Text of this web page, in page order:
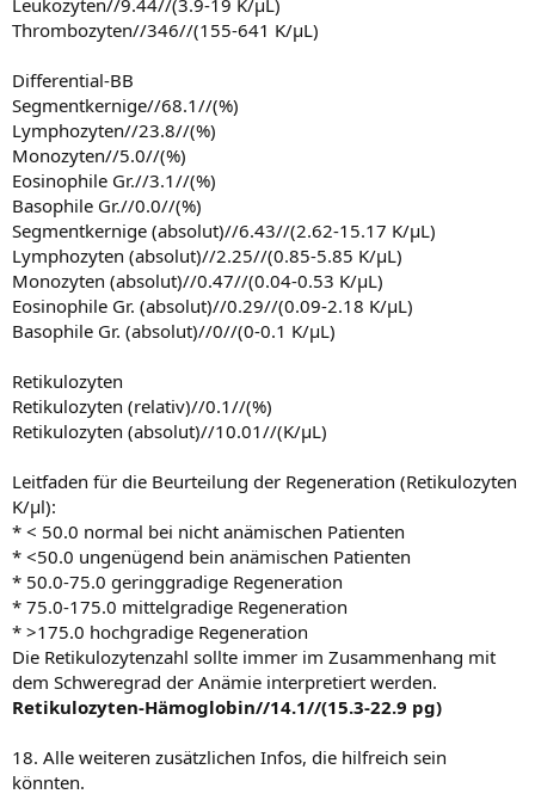
Thrombozyten//346//(155-641 K/µL)
Differential-BB
Segmentkernige//68.1//(%)
Lymphozyten//23.8//(%)
Monozyten//5.0//(%)
Eosinophile Gr.//3.1//(%)
Basophile Gr.//0.0//(%)
Segmentkernige (absolut)//6.43//(2.62-15.17 K/µL)
Lymphozyten (absolut)//2.25//(0.85-5.85 K/µL)
Monozyten (absolut)//0.47//(0.04-0.53 K/µL)
Eosinophile Gr. (absolut)//0.29//(0.09-2.18 K/µL)
Basophile Gr. (absolut)//0//(0-0.1 K/µL)
Retikulozyten
Retikulozyten (relativ)//0.1//(%)
Retikulozyten (absolut)//10.01//(K/µL)
Leitfaden für die Beurteilung der Regeneration (Retikulozyten
K/µl):
* < 50.0 normal bei nicht anämischen Patienten
* <50.0 ungenügend bein anämischen Patienten
* 50.0-75.0 geringgradige Regeneration
* 75.0-175.0 mittelgradige Regeneration
* >175.0 hochgradige Regeneration
Die Retikulozytenzahl sollte immer im Zusammenhang mit
dem Schweregrad der Anämie interpretiert werden.
Retikulozyten-Hämoglobin//14.1//(15.3-22.9 pg)
18. Alle weiteren zusätzlichen Infos, die hilfreich sein
könnten.